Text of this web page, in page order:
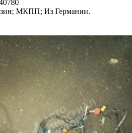
МКПП; Из Германии.